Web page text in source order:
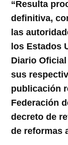
“Resulta
definitiva,
las
los Estados
Diario
sus
publicación
Federación
decreto de
de reformas